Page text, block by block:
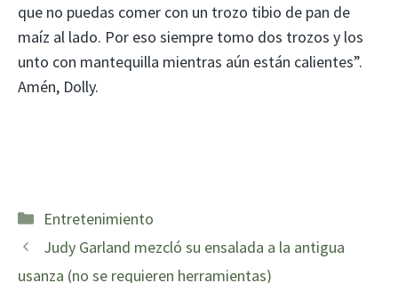
que no puedas comer con un trozo tibio de pan de
maíz al lado. Por eso siempre tomo dos trozos y los
unto con mantequilla mientras aún están calientes”.
Amén, Dolly.
Categorías
Entretenimiento
Judy Garland mezcló su ensalada a la antigua
usanza (no se requieren herramientas)